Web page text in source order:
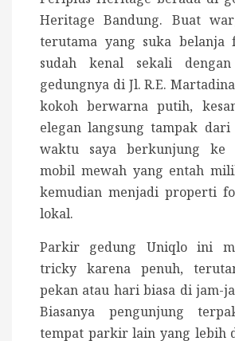
Heritage Bandung. Buat
terutama yang suka belanja
sudah kenal sekali
gedungnya di Jl. R.E.
kokoh berwarna putih,
elegan langsung tampak
waktu saya berkunjung ke
mobil mewah yang entah
kemudian menjadi properti
lokal.
Parkir gedung Uniqlo ini
tricky karena penuh,
pekan atau hari biasa di jam-
Biasanya pengunjung
tempat parkir lain yang lebih